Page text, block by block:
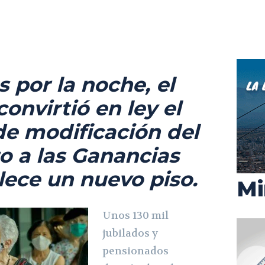
por la noche, el
en ley el
modificación del
a las Ganancias
un nuevo piso.
Unos 130 mil
jubilados y
pensionados